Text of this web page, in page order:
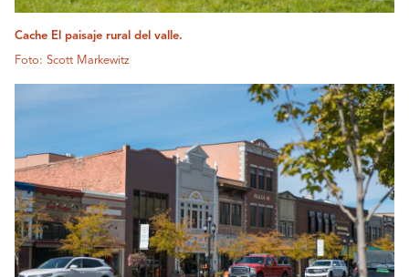
Cache El paisaje rural del valle.
Foto: Scott Markewitz